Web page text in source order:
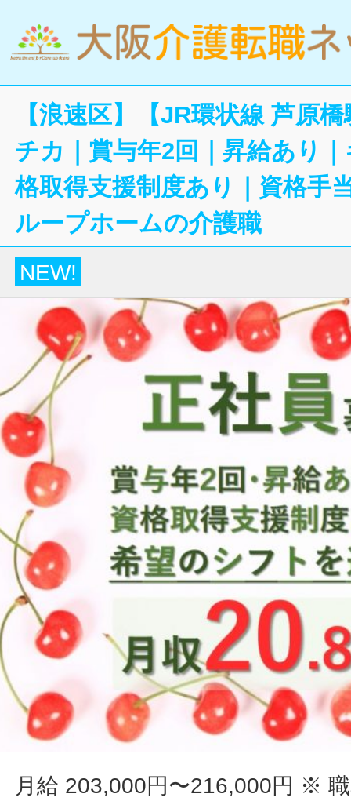
【浪速区】【JR環状線 芦原
チカ｜賞与年2回｜昇給あり
格取得支援制度あり｜資格手
ループホームの介護職
NEW!
月給 203,000円〜216,000円 ※ 職